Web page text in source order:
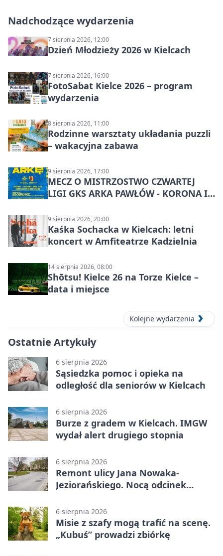
Nadchodzące wydarzenia
7 sierpnia 2026, 12:00
Dzień Młodzieży 2026 w Kielcach
7 sierpnia 2026, 16:00
FotoSabat Kielce 2026 – program
wydarzenia
8 sierpnia 2026, 11:00
Rodzinne warsztaty układania puzzli
– wakacyjna zabawa
9 sierpnia 2026, 17:00
MECZ O MISTRZOSTWO CZWARTEJ
LIGI GKS ARKA PAWŁÓW - KORONA III
9 sierpnia 2026, 20:00
Kaśka Sochacka w Kielcach: letni
koncert w Amfiteatrze Kadzielnia
14 sierpnia 2026, 08:00
Shōtsu! Kielce 26 na Torze Kielce –
data i miejsce
Kolejne wydarzenia
Ostatnie Artykuły
6 sierpnia 2026
Sąsiedzka pomoc i opieka na
odległość dla seniorów w Kielcach
6 sierpnia 2026
Burze z gradem w Kielcach. IMGW
wydał alert drugiego stopnia
6 sierpnia 2026
Remont ulicy Jana Nowaka-
Jeziorańskiego. Nocą odcinek
6 sierpnia 2026
Misie z szafy mogą trafić na scenę.
„Kubuś” prowadzi zbiórkę